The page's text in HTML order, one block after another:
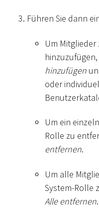
Führen Sie dann
Um Mitglieder
hinzufügen
oder
Um ein
Rolle zu
entfernen.
Um alle
System-Rolle
Alle entfernen.